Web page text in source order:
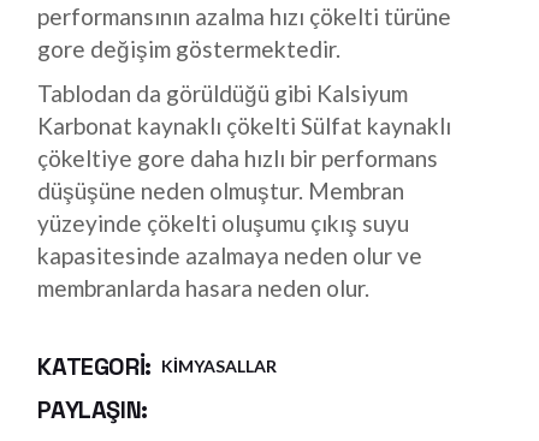
performansının azalma hızı çökelti türüne
gore değişim göstermektedir.
Tablodan da görüldüğü gibi Kalsiyum
Karbonat kaynaklı çökelti Sülfat kaynaklı
çökeltiye gore daha hızlı bir performans
düşüşüne neden olmuştur. Membran
yüzeyinde çökelti oluşumu çıkış suyu
kapasitesinde azalmaya neden olur ve
membranlarda hasara neden olur.
KATEGORI: KIMYASALLAR
PAYLAŞIN: